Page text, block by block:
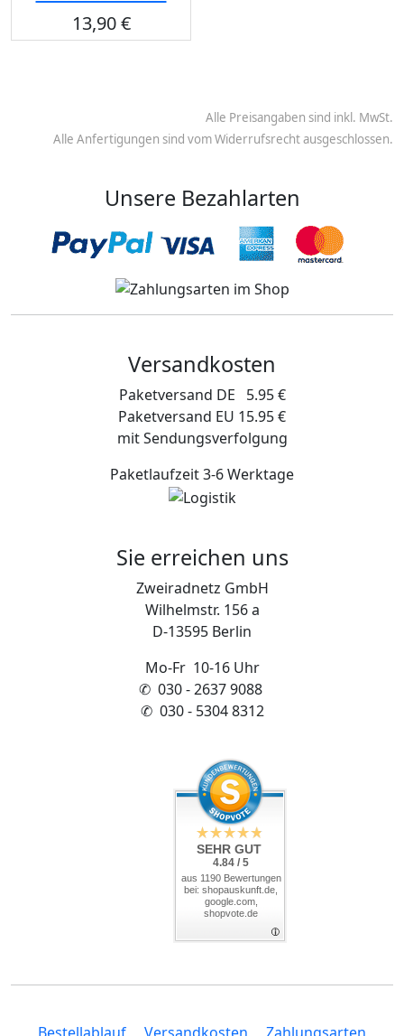
13,90 €
Alle Preisangaben sind inkl. MwSt.
Alle Anfertigungen sind vom Widerrufsrecht ausgeschlossen.
Unsere Bezahlarten
Versandkosten
Paketversand DE 5.95 €
Paketversand EU 15.95 €
mit Sendungsverfolgung
Paketlaufzeit 3-6 Werktage
Sie erreichen uns
Zweiradnetz GmbH
Wilhelmstr. 156 a
D-13595 Berlin
Mo-Fr 10-16 Uhr
✆ 030 - 2637 9088
✆ 030 - 5304 8312
SEHR GUT
4.84 / 5
aus 1190 Bewertungen
bei: shopauskunft.de,
google.com,
shopvote.de